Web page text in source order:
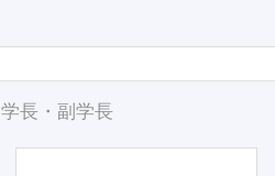
学長・副学長